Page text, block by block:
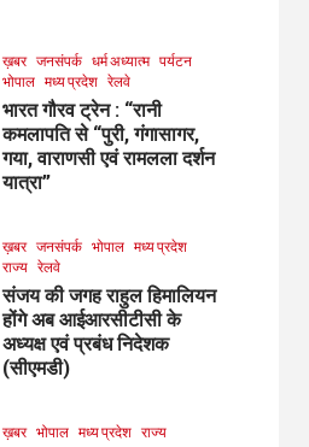
ख़बर जनसंपर्क धर्म अध्यात्म पर्यटन
भोपाल मध्य प्रदेश रेलवे
भारत गौरव ट्रेन : “रानी
कमलापति से “पुरी, गंगासागर,
गया, वाराणसी एवं रामलला दर्शन
यात्रा”
ख़बर जनसंपर्क भोपाल मध्य प्रदेश
राज्य रेलवे
संजय की जगह राहुल हिमालियन
होंगे अब आईआरसीटीसी के
अध्यक्ष एवं प्रबंध निदेशक
(सीएमडी)
ख़बर भोपाल मध्य प्रदेश राज्य